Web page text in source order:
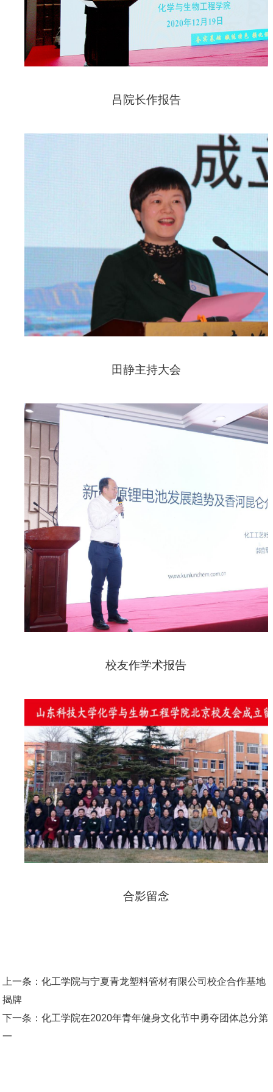
吕院长作报告
田静主持大会
校友作学术报告
合影留念
上一条：化工学院与宁夏青龙塑料管材有限公司校企合作基地
揭牌
下一条：化工学院在2020年青年健身文化节中勇夺团体总分第
一